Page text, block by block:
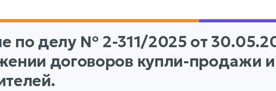
по делу № 2-311/2025 от
договоров купли-продажи